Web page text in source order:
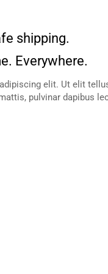
shipping.
Everywhere.
elit. Ut elit
pulvinar dapibus